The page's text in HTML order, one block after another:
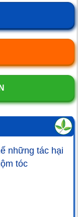
những tác hại
tóc